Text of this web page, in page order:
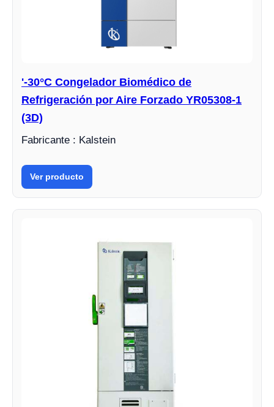
'-30°C Congelador Biomédico de
Refrigeración por Aire Forzado YR05308-1
(3D)
Fabricante : Kalstein
Ver producto